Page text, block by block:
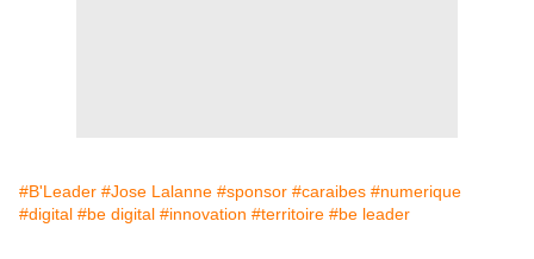
#B'Leader #Jose Lalanne #sponsor #caraibes #numerique
#digital #be digital #innovation #territoire #be leader